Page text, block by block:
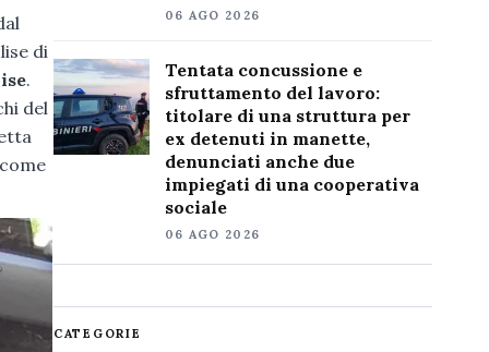
di
.
del
06 AGO 2026
Tentata concussione e
sfruttamento del lavoro:
titolare di una struttura per
ex detenuti in manette,
denunciati anche due
impiegati di una cooperativa
sociale
06 AGO 2026
CATEGORIE